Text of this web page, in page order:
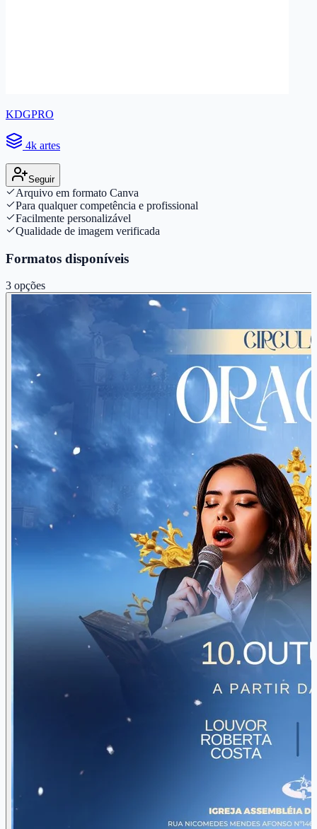
KDGPRO
4k artes
Seguir
Arquivo em formato Canva
Para qualquer competência e profissional
Facilmente personalizável
Qualidade de imagem verificada
Formatos disponíveis
3 opções